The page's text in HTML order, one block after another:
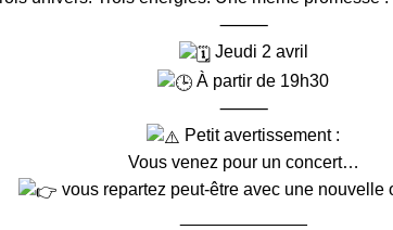
⸻
Jeudi 2 avril
À partir de 19h30
⸻
Petit avertissement :
Vous venez pour un concert…
vous repartez peut-être avec une nouvelle